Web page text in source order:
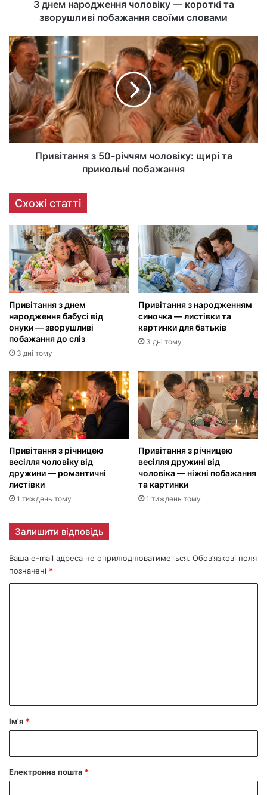
З днем народження чоловіку — короткі та
зворушливі побажання своїми словами
Привітання з 50-річчям чоловіку: щирі та
прикольні побажання
Схожі статті
Привітання з днем
народження бабусі від
онуки — зворушливі
побажання до сліз
3 дні тому
Привітання з народженням
синочка — листівки та
картинки для батьків
3 дні тому
Привітання з річницею
весілля чоловіку від
дружини — романтичні
листівки
1 тиждень тому
Привітання з річницею
весілля дружині від
чоловіка — ніжні побажання
та картинки
1 тиждень тому
Залишити відповідь
Ваша e-mail адреса не оприлюднюватиметься. Обов’язкові поля
позначені *
рІм'я *
Електронна пошта *